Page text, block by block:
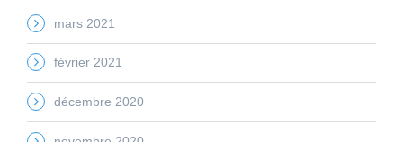
mars 2021
février 2021
décembre 2020